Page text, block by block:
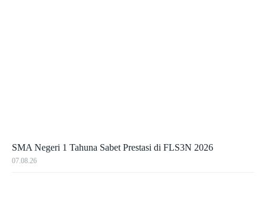
SMA Negeri 1 Tahuna Sabet Prestasi di FLS3N 2026
07.08.26